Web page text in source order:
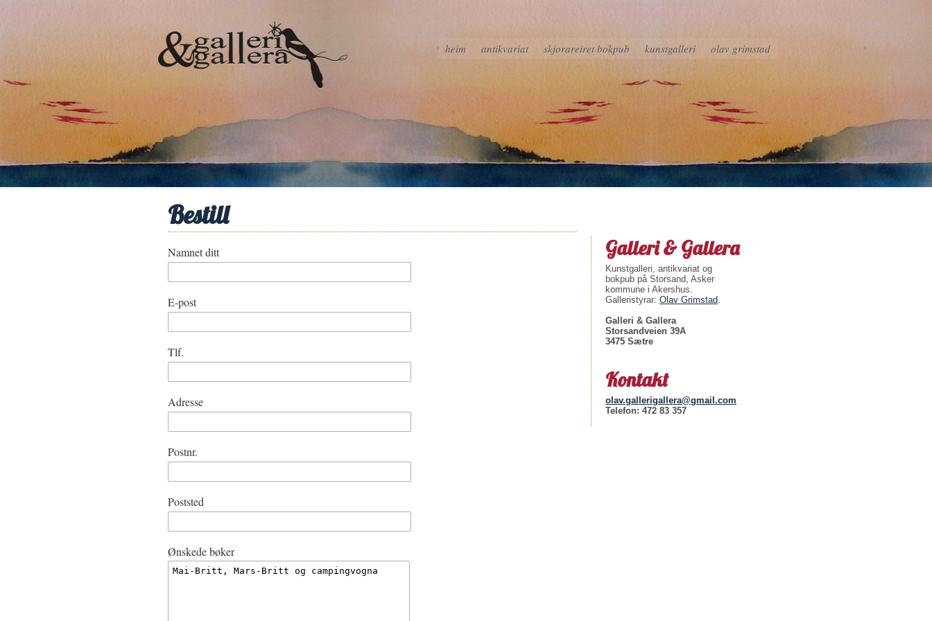
heim antikvariat skjorareiret bokpub kunstgalleri olav grimstad
Bestill
Namnet ditt
E-post
Tlf.
Adresse
Postnr.
Poststed
Ønskede bøker
Galleri & Gallera
Kunstgalleri, antikvariat og
bokpub på Storsand, Asker
kommune i Akershus.
Galleristyrar: Olav Grimstad.
Galleri & Gallera
Storsandveien 39A
3475 Sætre
Kontakt
olav.gallerigallera@gmail.com
Telefon: 472 83 357